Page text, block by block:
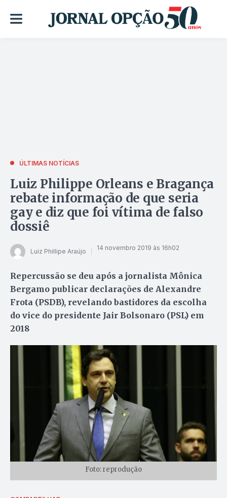
ÚLTIMAS NOTÍCIAS
Luiz Philippe Orleans e Bragança
rebate informação de que seria
gay e diz que foi vítima de falso
dossiê
Luiz Phillipe Araújo 14 novembro 2019 às 16h02
Repercussão se deu após a jornalista Mônica
Bergamo publicar declarações de Alexandre
Frota (PSDB), revelando bastidores da escolha
do vice do presidente Jair Bolsonaro (PSL) em
2018
Foto: reprodução